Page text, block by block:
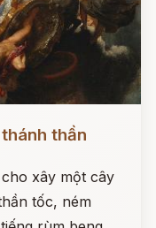
thần
xây một cây
tốc, ném